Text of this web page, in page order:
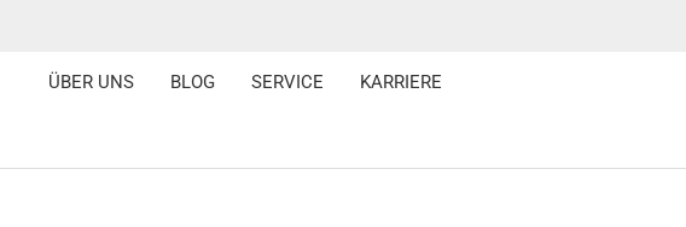
KARRIERE
SERVICE
BLOG
ÜBER UNS